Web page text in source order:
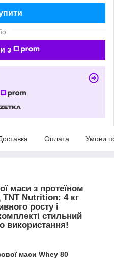
з
Оплата Умови
маси з протеїном
TNT Nutrition: 4 кг
росту і
стильний
використання!
маси Whey 80